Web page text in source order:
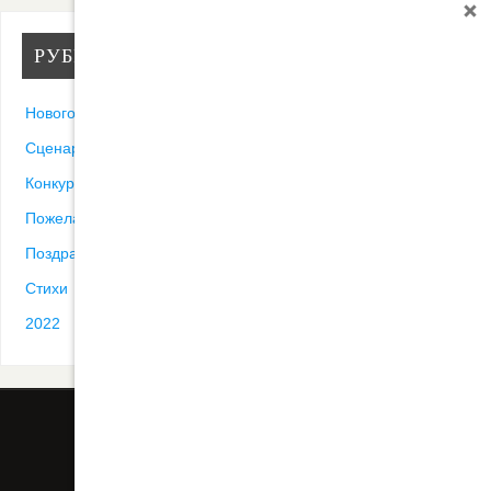
РУБРИКИ
Новогодние песни
Сценарии
Конкурсы
Пожелания
Поздравления
Стихи
2022